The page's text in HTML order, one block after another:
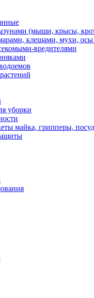
(мыши, крысы,
клещами, мухи,
вредителями
уборки
майка, грипперы,